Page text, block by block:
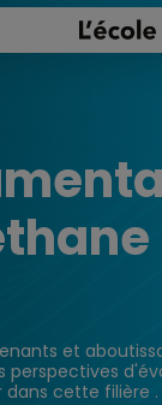
et
perspectives
dans cette filière .